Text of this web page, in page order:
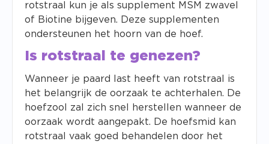
rotstraal kun je als supplement MSM zwavel
of Biotine bijgeven. Deze supplementen
ondersteunen het hoorn van de hoef.
Is rotstraal te genezen?
Wanneer je paard last heeft van rotstraal is
het belangrijk de oorzaak te achterhalen. De
hoefzool zal zich snel herstellen wanneer de
oorzaak wordt aangepakt. De hoefsmid kan
rotstraal vaak goed behandelen door het